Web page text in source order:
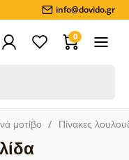
info@dovido.gr
0
μοτίβο Πίνακες